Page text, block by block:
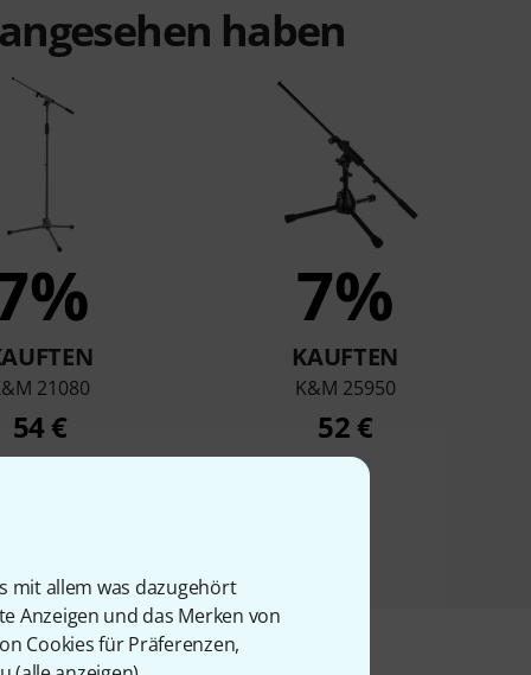
mit allem was dazugehört
Anzeigen und das Merken von
Cookies für Präferenzen,
haben
21080
54 €
7%
KAUFTEN
K&M 25950
52 €